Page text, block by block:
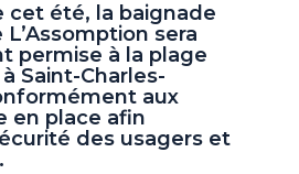
cet été, la baignade
sera
permise à la plage
Saint-Charles-
aux
en place afin
des usagers et